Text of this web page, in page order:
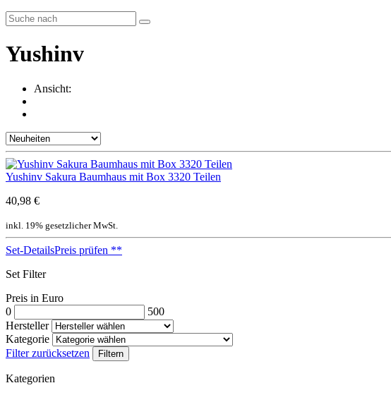
Yushinv
Ansicht:
Yushinv Sakura Baumhaus mit Box 3320 Teilen
40,98 €
inkl. 19% gesetzlicher MwSt.
Set-DetailsPreis prüfen **
Set Filter
Preis in Euro
0
500
Hersteller
Kategorie
Filter zurücksetzen
Filtern
Kategorien